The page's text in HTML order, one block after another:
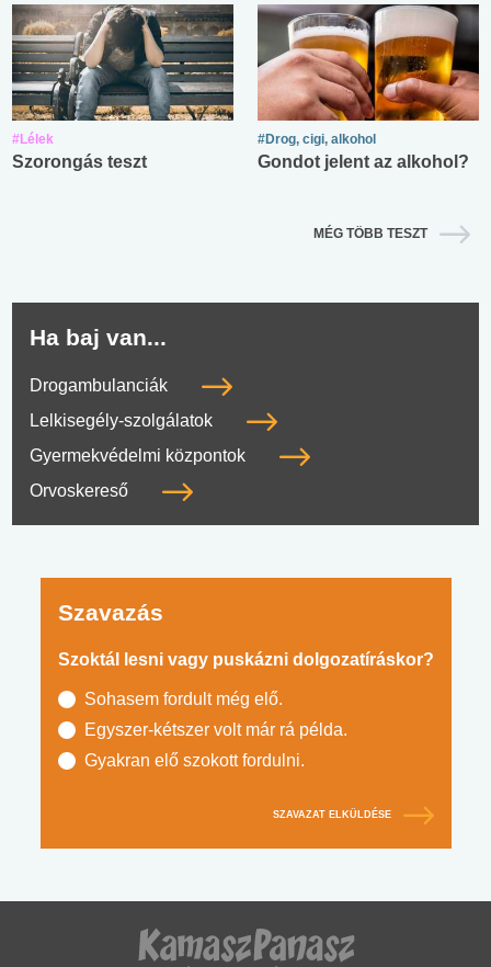
#Lélek
Szorongás teszt
#Drog, cigi, alkohol
Gondot jelent az alkohol?
MÉG TÖBB TESZT
Ha baj van...
Drogambulanciák
Lelkisegély-szolgálatok
Gyermekvédelmi központok
Orvoskereső
Szavazás
Szoktál lesni vagy puskázni dolgozatíráskor?
Sohasem fordult még elő.
Egyszer-kétszer volt már rá példa.
Gyakran elő szokott fordulni.
SZAVAZAT ELKÜLDÉSE